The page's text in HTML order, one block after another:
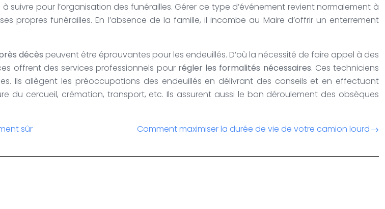
pour l’organisation des funérailles. Gérer ce type d’événement revient normalement à
propres funérailles. En l’absence de la famille, il incombe au Maire d’offrir un enterrement
décès peuvent être éprouvantes pour les endeuillés. D’où la nécessité de faire appel à des
offrent des services professionnels pour régler les formalités nécessaires. Ces techniciens
Ils allègent les préoccupations des endeuillés en délivrant des conseils et en effectuant
du cercueil, crémation, transport, etc. Ils assurent aussi le bon déroulement des obsèques
sûr
Comment maximiser la durée de vie de votre camion lourd